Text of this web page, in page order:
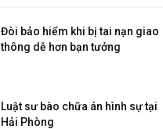
Đòi bảo hiểm khi bị tai nạn giao
thông dễ hơn bạn tưởng
Luật sư bào chữa án hình sự tại
Hải Phòng